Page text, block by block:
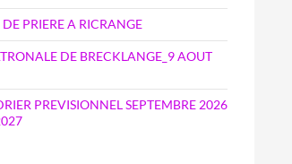
DE PRIERE A RICRANGE
DE BRECKLANGE_9 AOUT
PREVISIONNEL SEPTEMBRE 2026